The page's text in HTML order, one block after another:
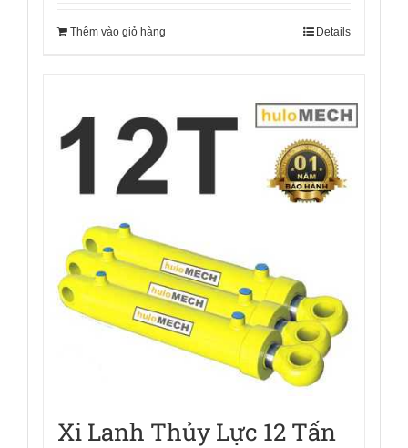
Thêm vào giỏ hàng Details
Xi Lanh Thủy Lực 12 Tấn